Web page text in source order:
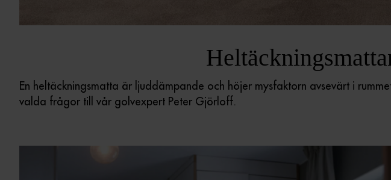
En heltäckningsmatta är ljuddämpande och höjer mysfaktorn avsevärt i
valda frågor till vår golvexpert Peter Gjörloff.